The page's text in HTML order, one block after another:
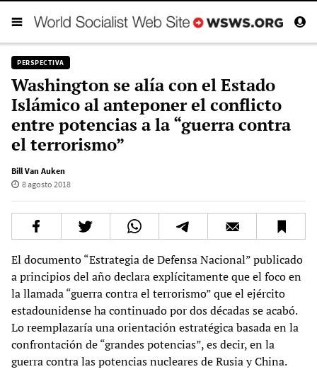
PERSPECTIVA
Washington se alía con el Estado
Islámico al anteponer el conflicto
entre potencias a la “guerra contra
el terrorismo”
Bill Van Auken
8 agosto 2018
El documento “Estrategia de Defensa Nacional” publicado
a principios del año declara explícitamente que el foco en
la llamada “guerra contra el terrorismo” que el ejército
estadounidense ha continuado por dos décadas se acabó.
Lo reemplazaría una orientación estratégica basada en la
confrontación de “grandes potencias”, es decir, en la
guerra contra las potencias nucleares de Rusia y China.